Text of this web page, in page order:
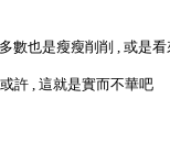
數也是瘦瘦削削 , 或是
許 , 這就是實而不華吧